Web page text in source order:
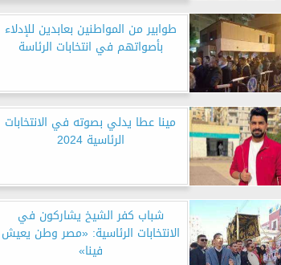
طوابير من المواطنين بعابدين للإدلاء
بأصواتهم في انتخابات الرئاسة
مينا عطا يدلي بصوته في الانتخابات
الرئاسية 2024
شباب كفر الشيخ يشاركون في
الانتخابات الرئاسية: «مصر وطن يعيش
فينا»